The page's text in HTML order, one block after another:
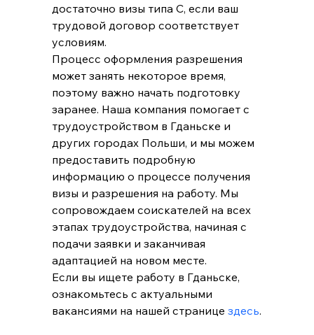
достаточно визы типа C, если ваш
трудовой договор соответствует
условиям.
Процесс оформления разрешения
может занять некоторое время,
поэтому важно начать подготовку
заранее. Наша компания помогает с
трудоустройством в Гданьске и
других городах Польши, и мы можем
предоставить подробную
информацию о процессе получения
визы и разрешения на работу. Мы
сопровождаем соискателей на всех
этапах трудоустройства, начиная с
подачи заявки и заканчивая
адаптацией на новом месте.
Если вы ищете работу в Гданьске,
ознакомьтесь с актуальными
вакансиями на нашей странице здесь.